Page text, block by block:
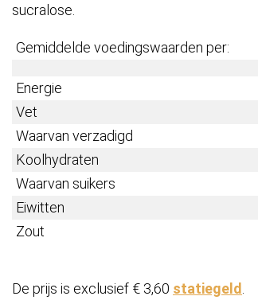
sucralose.
Gemiddelde voedingswaarden per:
Energie
Vet
Waarvan verzadigd
Koolhydraten
Waarvan suikers
Eiwitten
Zout
De prijs is exclusief € 3,60 statiegeld.